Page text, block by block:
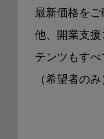
最新価格を
他、開業支
テンツもすべ
（希望者のみ